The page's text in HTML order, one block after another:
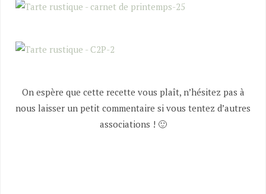
On espère que cette recette vous plaît, n’hésitez pas à
nous laisser un petit commentaire si vous tentez d’autres
associations ! 🙂